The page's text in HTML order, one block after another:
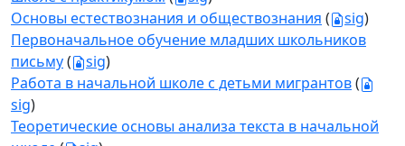
Основы естествознания и обществознания ( sig)
Первоначальное обучение младших школьников
письму( sig)
Работа в начальной школе с детьми мигрантов(
sig)
Теоретические основы анализа текста в начальной